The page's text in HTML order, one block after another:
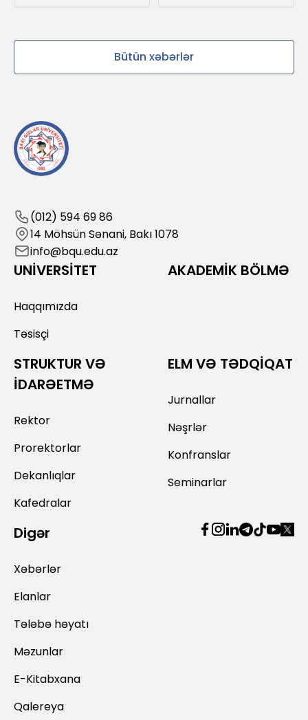
Bütün xəbərlər
(012) 594 69 86
14 Möhsün Sənani, Bakı 1078
info@bqu.edu.az
UNİVERSİTET
Haqqımızda
Təsisçi
AKADEMİK BÖLMƏ
STRUKTUR VƏ
İDARƏETMƏ
Rektor
Prorektorlar
Dekanlıqlar
Kafedralar
ELM VƏ TƏDQİQAT
Jurnallar
Nəşrlər
Konfranslar
Seminarlar
Digər
Xəbərlər
Elanlar
Tələbə həyatı
Məzunlar
E-Kitabxana
Qalereya